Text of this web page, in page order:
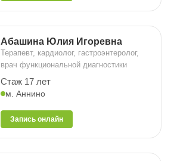
Абашина Юлия Игоревна
Терапевт, кардиолог, гастроэнтеролог,
врач функциональной диагностики
Стаж 17 лет
м. Аннино
Запись онлайн